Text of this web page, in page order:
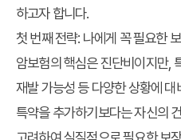
하고자 합니다.
첫 번째 전략: 나에게 꼭 필요한
암보험의 핵심은 진단비이지만,
재발 가능성 등 다양한 상황에
특약을 추가하기보다는 자신의